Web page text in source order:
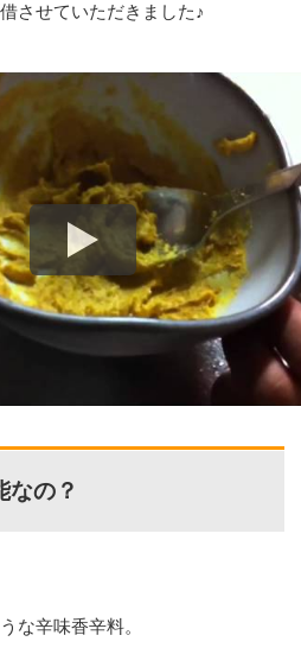
させていただきました♪
なの？
な辛味香辛料。